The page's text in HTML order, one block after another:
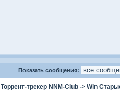
Показать сообщения:
Торрент-трекер NNM-Club -> Win